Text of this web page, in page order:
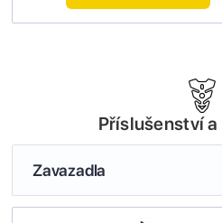
Příslušenství
Zavazadla